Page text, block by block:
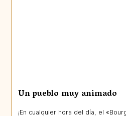
Un pueblo muy animado
¡En cualquier hora del día, el